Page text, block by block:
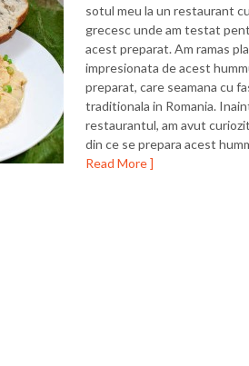
sotul meu la un restaurant
grecesc unde am testat
acest preparat. Am ramas
impresionata de acest
preparat, care seamana cu
traditionala in Romania.
restaurantul, am avut
din ce se prepara acest
Read More ]